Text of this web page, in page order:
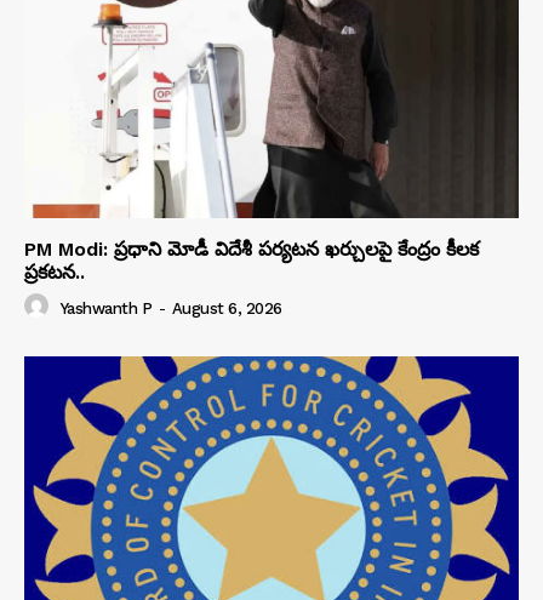
PM Modi: ప్రధాని మోడీ విదేశీ పర్యటన ఖర్చులపై కేంద్రం కీలక
ప్రకటన..
Yashwanth P - August 6, 2026